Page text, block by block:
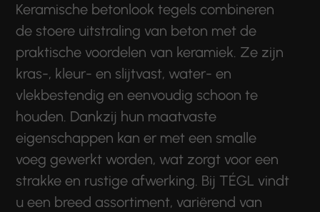
Keramische betonlook tegels combineren
de stoere uitstraling van beton met de
praktische voordelen van keramiek. Ze zijn
kras-, kleur- en slijtvast, water- en
vlekbestendig en eenvoudig schoon te
houden. Dankzij hun maatvaste
eigenschappen kan er met een smalle
voeg gewerkt worden, wat zorgt voor een
strakke en rustige afwerking. Bij TÉGL vindt
u een breed assortiment, variërend van